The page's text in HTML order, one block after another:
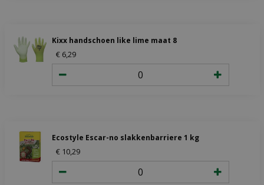
Kixx handschoen like lime maat 8
€ 6,29
Ecostyle Escar-no slakkenbarriere 1 kg
€ 10,29